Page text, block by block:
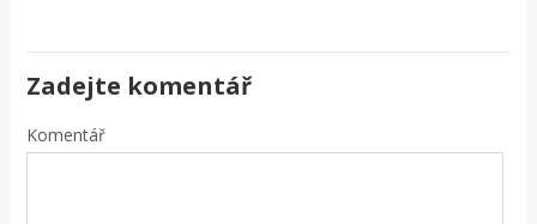
Zadejte komentář
Komentář